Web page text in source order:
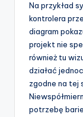
Na przykład
kontrolera
diagram
projekt nie
również tu
działać
zgodne na tej
potrzebę